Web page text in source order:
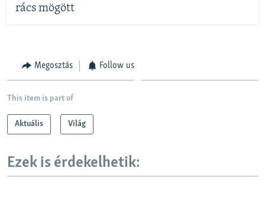
rács mögött
Megosztás Follow us
This item is part of
Aktuális Világ
Ezek is érdekelhetik: